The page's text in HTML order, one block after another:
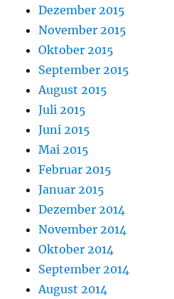
Dezember 2015
November 2015
Oktober 2015
September 2015
August 2015
Juli 2015
Juni 2015
Mai 2015
Februar 2015
Januar 2015
Dezember 2014
November 2014
Oktober 2014
September 2014
August 2014